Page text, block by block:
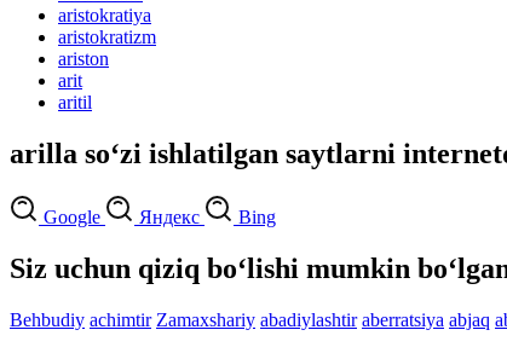
aristokratiya
aristokratizm
ariston
arit
aritil
arilla so‘zi ishlatilgan saytlarni
Google Яндекс Bing
Siz uchun qiziq bo‘lishi mumkin
Behbudiy achimtir Zamaxshariy abadiylashtir aberratsiya abjaq